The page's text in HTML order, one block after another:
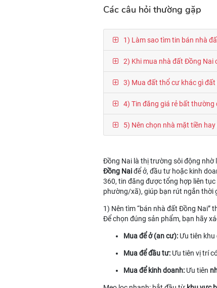
Các câu hỏi thường gặp
1) Làm sao tìm tin bán nhà
2) Khi mua nhà đất Đồng Nai
3) Mua đất thổ cư khác gì đất
4) Tin đăng giá rẻ bất thường
5) Nên chọn nhà mặt tiền hay
Đồng Nai là thị trường sôi động nhờ
Đồng Naiđể ở, đầu tư hoặc kinh
360, tin đăng được tổng hợp liên tục
phường/xã), giúp bạn rút ngắn thời
1) Nên tìm “bán nhà đất Đồng Nai”
Để chọn đúng sản phẩm, bạn hãy
Mua để ở (an cư): Ưu tiên
Mua để đầu tư: Ưu tiên vị trí
Mua để kinh doanh: Ưu tiên